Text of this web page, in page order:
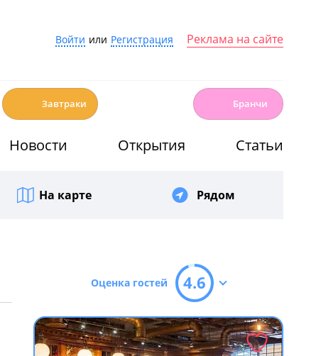
Войти или Регистрация Реклама на сайте
Завтраки Бранчи
Новости Открытия Статьи
На карте Рядом
Оценка гостей 4.6